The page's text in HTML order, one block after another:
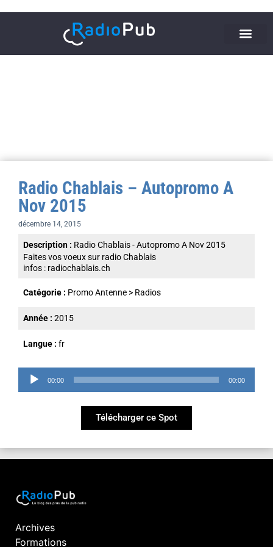
Radio Chablais – Autopromo A
Nov 2015
décembre 14, 2015
Description : Radio Chablais - Autopromo A Nov 2015
Faites vos voeux sur radio Chablais
infos : radiochablais.ch
Catégorie : Promo Antenne > Radios
Année : 2015
Langue : fr
Lecteur00:00 00:00
Télécharger ce Spot
Archives
Formations